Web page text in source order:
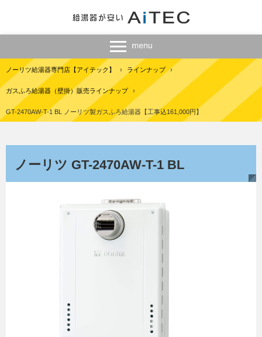
ノーリツ給湯器専門店【アイテック】 › ラインナップ ›
ガスふろ給湯器（壁掛）販売ラインナップ ›
GT-2470AW-T-1 BL ノーリツ製ガスふろ給湯器【工事込161,000円】
ノーリツ GT-2470AW-T-1 BL